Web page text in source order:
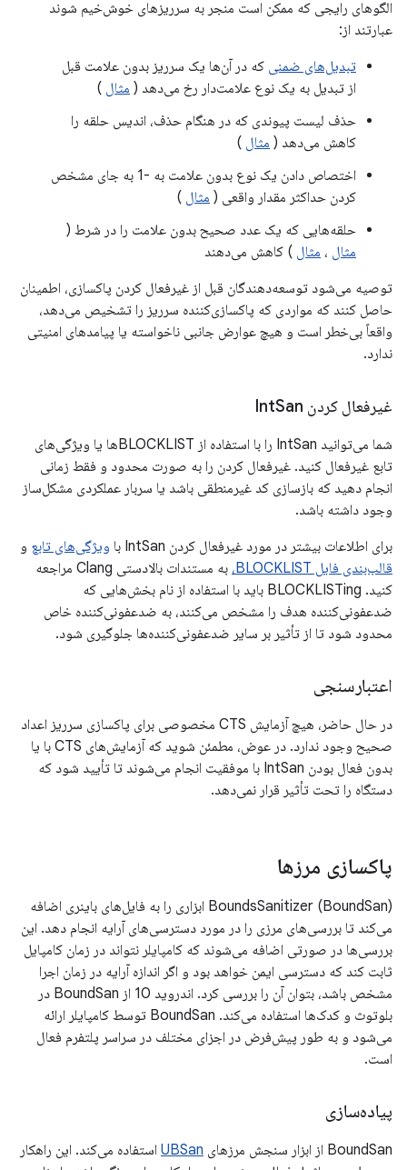
الگوهای رایجی که ممکن است منجر به سرریزهای خوش‌خیم شوند
عبارتند از:
تبدیل‌های ضمنی که در آن‌ها یک سرریز بدون علامت قبل
از تبدیل به یک نوع علامت‌دار رخ می‌دهد ( مثال )
حذف لیست پیوندی که در هنگام حذف، اندیس حلقه را
کاهش می‌دهد ( مثال )
اختصاص دادن یک نوع بدون علامت به -1 به جای مشخص
کردن حداکثر مقدار واقعی ( مثال )
حلقه‌هایی که یک عدد صحیح بدون علامت را در شرط (
مثال ، مثال ) کاهش می‌دهند
توصیه می‌شود توسعه‌دهندگان قبل از غیرفعال کردن پاکسازی، اطمینان
حاصل کنند که مواردی که پاکسازی‌کننده سرریز را تشخیص می‌دهد،
واقعاً بی‌خطر است و هیچ عوارض جانبی ناخواسته یا پیامدهای امنیتی
ندارد.
غیرفعال کردن Int San
شما می‌توانید IntSan را با استفاده از BLOCKLISTها یا ویژگی‌های
تابع غیرفعال کنید. غیرفعال کردن را به صورت محدود و فقط زمانی
انجام دهید که بازسازی کد غیرمنطقی باشد یا سربار عملکردی مشکل‌ساز
وجود داشته باشد.
برای اطلاعات بیشتر در مورد غیرفعال کردن IntSan با
ویژگی‌های تابع و
قالب‌بندی فایل BLOCKLIST،
به مستندات بالادستی Clang مراجعه
کنید. BLOCKLISTing باید با استفاده از نام بخش‌هایی که
ضدعفونی‌کننده هدف را مشخص می‌کنند، به ضدعفونی‌کننده خاص
محدود شود تا از تأثیر بر سایر ضدعفونی‌کننده‌ها جلوگیری شود.
اعتبارسنجی
در حال حاضر، هیچ آزمایش CTS مخصوصی برای پاکسازی سرریز اعداد
صحیح وجود ندارد. در عوض، مطمئن شوید که آزمایش‌های CTS با یا
بدون فعال بودن IntSan با موفقیت انجام می‌شوند تا تأیید شود که
دستگاه را تحت تأثیر قرار نمی‌دهد.
پاکسازی مرزها
BoundsSanitizer (BoundSan) ابزاری را به فایل‌های باینری اضافه
می‌کند تا بررسی‌های مرزی را در مورد دسترسی‌های آرایه انجام دهد. این
بررسی‌ها در صورتی اضافه می‌شوند که کامپایلر نتواند در زمان کامپایل
ثابت کند که دسترسی ایمن خواهد بود و اگر اندازه آرایه در زمان اجرا
مشخص باشد، بتوان آن را بررسی کرد. اندروید 10 از BoundSan در
بلوتوث و کدک‌ها استفاده می‌کند. BoundSan توسط کامپایلر ارائه
می‌شود و به طور پیش‌فرض در اجزای مختلف در سراسر پلتفرم فعال
است.
پیاده‌سازی
BoundSan از ابزار سنجش مرزهای UBSan استفاده می‌کند. این راهکار